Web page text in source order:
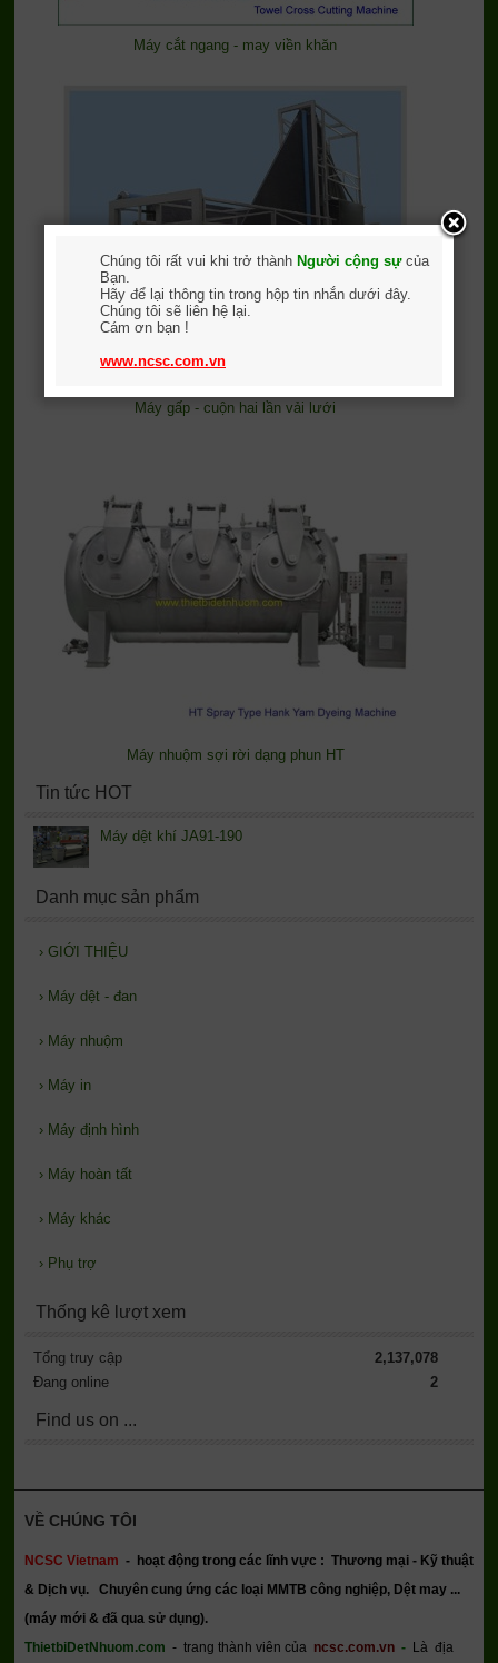
Máy cắt ngang - may viền khăn
Máy gấp - cuộn hai lần vải lưới
Máy nhuộm sợi rời dạng phun HT
Tin tức HOT
Máy dệt khí JA91-190
Danh mục sản phẩm
› GIỚI THIỆU
› Máy dệt - đan
› Máy nhuộm
› Máy in
› Máy định hình
› Máy hoàn tất
› Máy khác
› Phụ trợ
Thống kê lượt xem
Tổng truy cập
2,137,078
Đang online
2
Find us on ...
VỀ CHÚNG TÔI
NCSC Vietnam - hoạt động trong các lĩnh vực : Thương mại - Kỹ thuật
& Dịch vụ. Chuyên cung ứng các loại MMTB công nghiệp, Dệt may ...
(máy mới & đã qua sử dụng).
ThietbiDetNhuom.com - trang thành viên của ncsc.com.vn- Là địa
Chúng tôi rất vui khi trở thành Người cộng sựcủa
Bạn.
Hãy để lại thông tin trong hộp tin nhắn dưới đây.
Chúng tôi sẽ liên hệ lại.
Cám ơn bạn !
www.ncsc.com.vn